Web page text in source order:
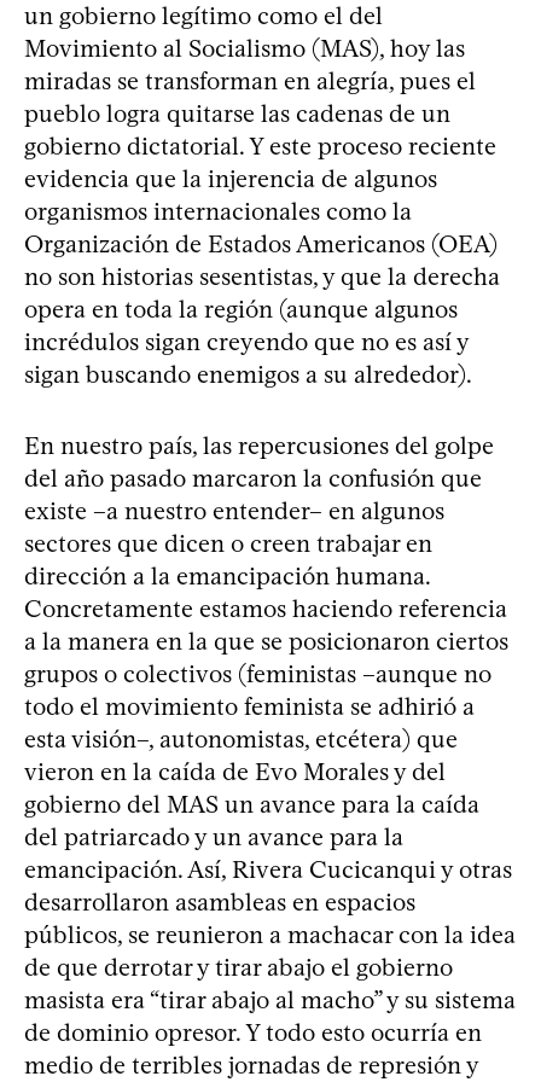
un gobierno legítimo como el del
Movimiento al Socialismo (MAS), hoy las
miradas se transforman en alegría, pues el
pueblo logra quitarse las cadenas de un
gobierno dictatorial. Y este proceso reciente
evidencia que la injerencia de algunos
organismos internacionales como la
Organización de Estados Americanos (OEA)
no son historias sesentistas, y que la derecha
opera en toda la región (aunque algunos
incrédulos sigan creyendo que no es así y
sigan buscando enemigos a su alrededor).
En nuestro país, las repercusiones del golpe
del año pasado marcaron la confusión que
existe –a nuestro entender– en algunos
sectores que dicen o creen trabajar en
dirección a la emancipación humana.
Concretamente estamos haciendo referencia
a la manera en la que se posicionaron ciertos
grupos o colectivos (feministas –aunque no
todo el movimiento feminista se adhirió a
esta visión–, autonomistas, etcétera) que
vieron en la caída de Evo Morales y del
gobierno del MAS un avance para la caída
del patriarcado y un avance para la
emancipación. Así, Rivera Cucicanqui y otras
desarrollaron asambleas en espacios
públicos, se reunieron a machacar con la idea
de que derrotar y tirar abajo el gobierno
masista era “tirar abajo al macho” y su sistema
de dominio opresor. Y todo esto ocurría en
medio de terribles jornadas de represión y